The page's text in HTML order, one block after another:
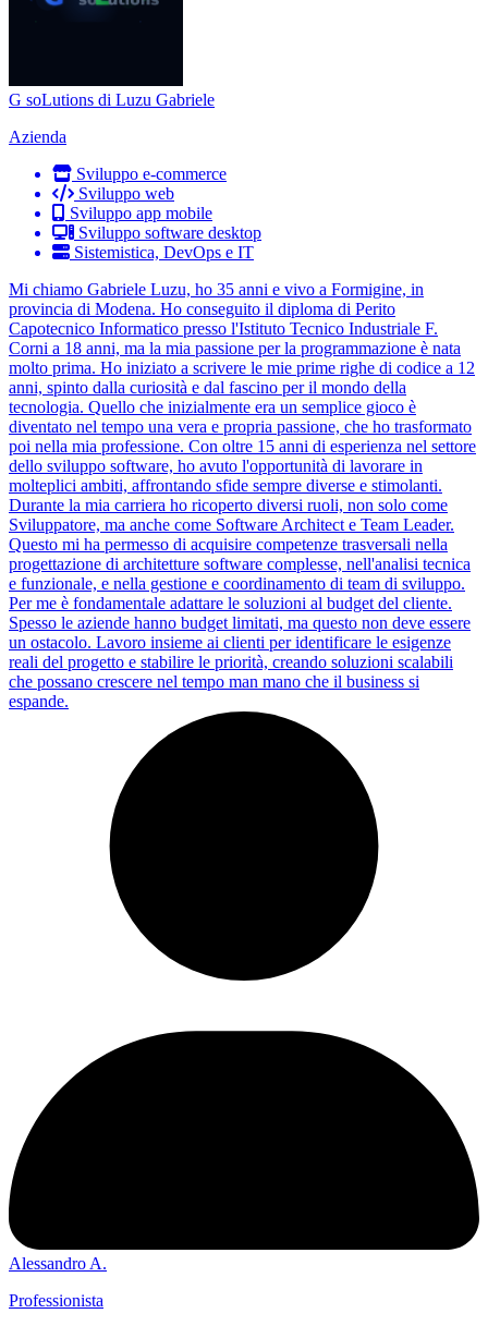
G soLutions di Luzu Gabriele
Azienda
Sviluppo e-commerce
Sviluppo web
Sviluppo app mobile
Sviluppo software desktop
Sistemistica, DevOps e IT
Mi chiamo Gabriele Luzu, ho 35 anni e vivo a Formigine, in
provincia di Modena. Ho conseguito il diploma di Perito
Capotecnico Informatico presso l'Istituto Tecnico Industriale F.
Corni a 18 anni, ma la mia passione per la programmazione è nata
molto prima. Ho iniziato a scrivere le mie prime righe di codice a 12
anni, spinto dalla curiosità e dal fascino per il mondo della
tecnologia. Quello che inizialmente era un semplice gioco è
diventato nel tempo una vera e propria passione, che ho trasformato
poi nella mia professione. Con oltre 15 anni di esperienza nel settore
dello sviluppo software, ho avuto l'opportunità di lavorare in
molteplici ambiti, affrontando sfide sempre diverse e stimolanti.
Durante la mia carriera ho ricoperto diversi ruoli, non solo come
Sviluppatore, ma anche come Software Architect e Team Leader.
Questo mi ha permesso di acquisire competenze trasversali nella
progettazione di architetture software complesse, nell'analisi tecnica
e funzionale, e nella gestione e coordinamento di team di sviluppo.
Per me è fondamentale adattare le soluzioni al budget del cliente.
Spesso le aziende hanno budget limitati, ma questo non deve essere
un ostacolo. Lavoro insieme ai clienti per identificare le esigenze
reali del progetto e stabilire le priorità, creando soluzioni scalabili
che possano crescere nel tempo man mano che il business si
espande.
Alessandro A.
Professionista